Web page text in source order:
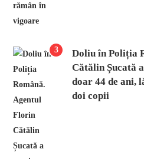
3
Doliu în Poliția
Cătălin Șucată
doar 44 de ani,
doi copii